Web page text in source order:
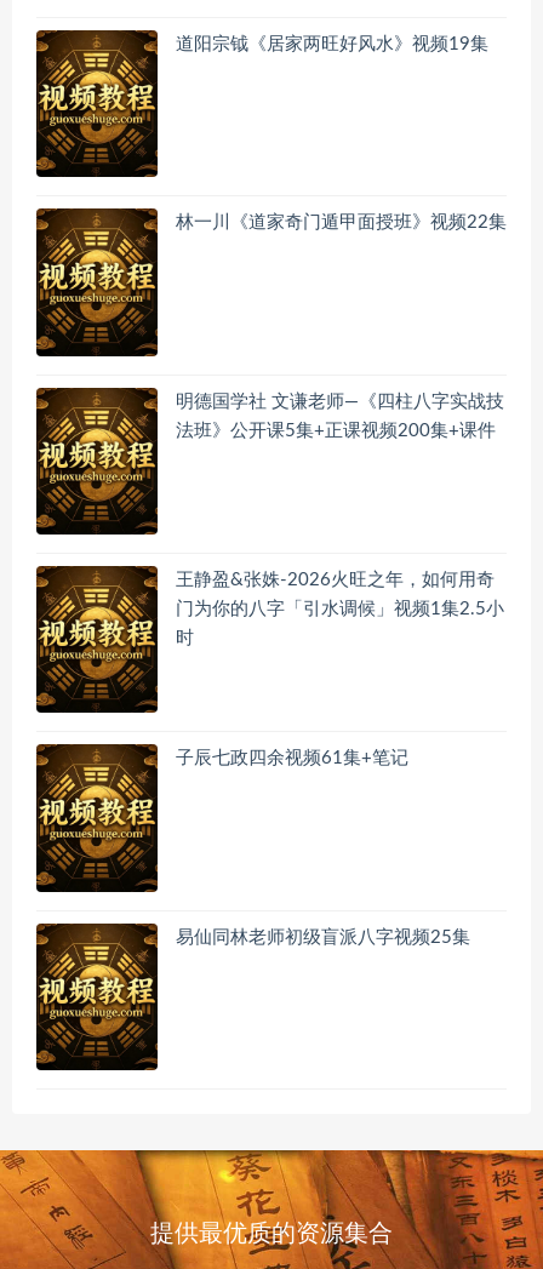
道阳宗钺《居家两旺好风水》视频19集
林一川《道家奇门遁甲面授班》视频22集
明德国学社 文谦老师—《四柱八字实战技
法班》公开课5集+正课视频200集+课件
王静盈&张姝-2026火旺之年，如何用奇
门为你的八字「引水调候」视频1集2.5小
时
子辰七政四余视频61集+笔记
易仙同林老师初级盲派八字视频25集
提供最优质的资源集合